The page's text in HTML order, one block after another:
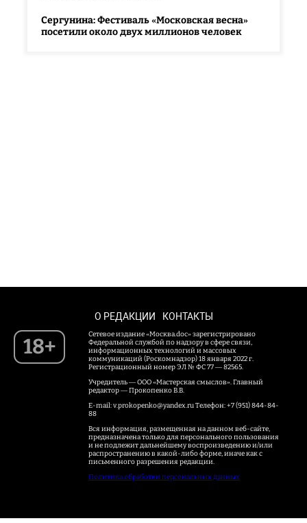
Сергунина: Фестиваль «Московская весна»
посетили около двух миллионов человек
О РЕДАКЦИИ КОНТАКТЫ
18+
Сетевое издание «Москва.doc» зарегистрировано
Федеральной службой по надзору в сфере связи,
информационных технологий и массовых
коммуникаций (Роскомнадзор) 18 января 2022 г.
Регистрационный номер ЭЛ № ФС 77 — 82565.
Учредитель — ООО «Мастерская смыслов». Главный
редактор — Прокопенко В.В.
E-mail: v.prokopenko@yandex.ru Телефон: +7 (951) 844-84-
88
Вся информация, размещенная на данном веб-сайте,
предназначена только для персонального пользования
и не подлежит дальнейшему воспроизведению и/или
распространению в какой-либо форме, иначе как с
письменного разрешения редакции.
Политика обработки персональных данных